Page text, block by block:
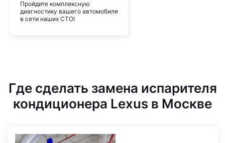
Пройдите комплексную
диагностику вашего автомобиля
в сети наших СТО!
Где сделать замена испарителя
кондиционера Lexus в Москве